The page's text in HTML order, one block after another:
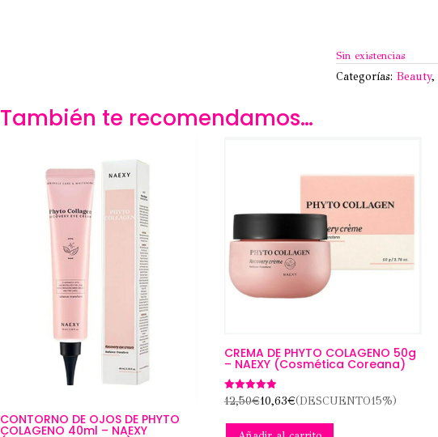
Sin existencias
Categorías: Beauty,
También te recomendamos…
CONTORNO DE OJOS DE PHYTO
COLAGENO 40ml – NAEXY
CREMA DE PHYTO COLAGENO 50g
– NAEXY (Cosmética Coreana)
Valorado
con
12,50€10,63€(DESCUENTO15%)